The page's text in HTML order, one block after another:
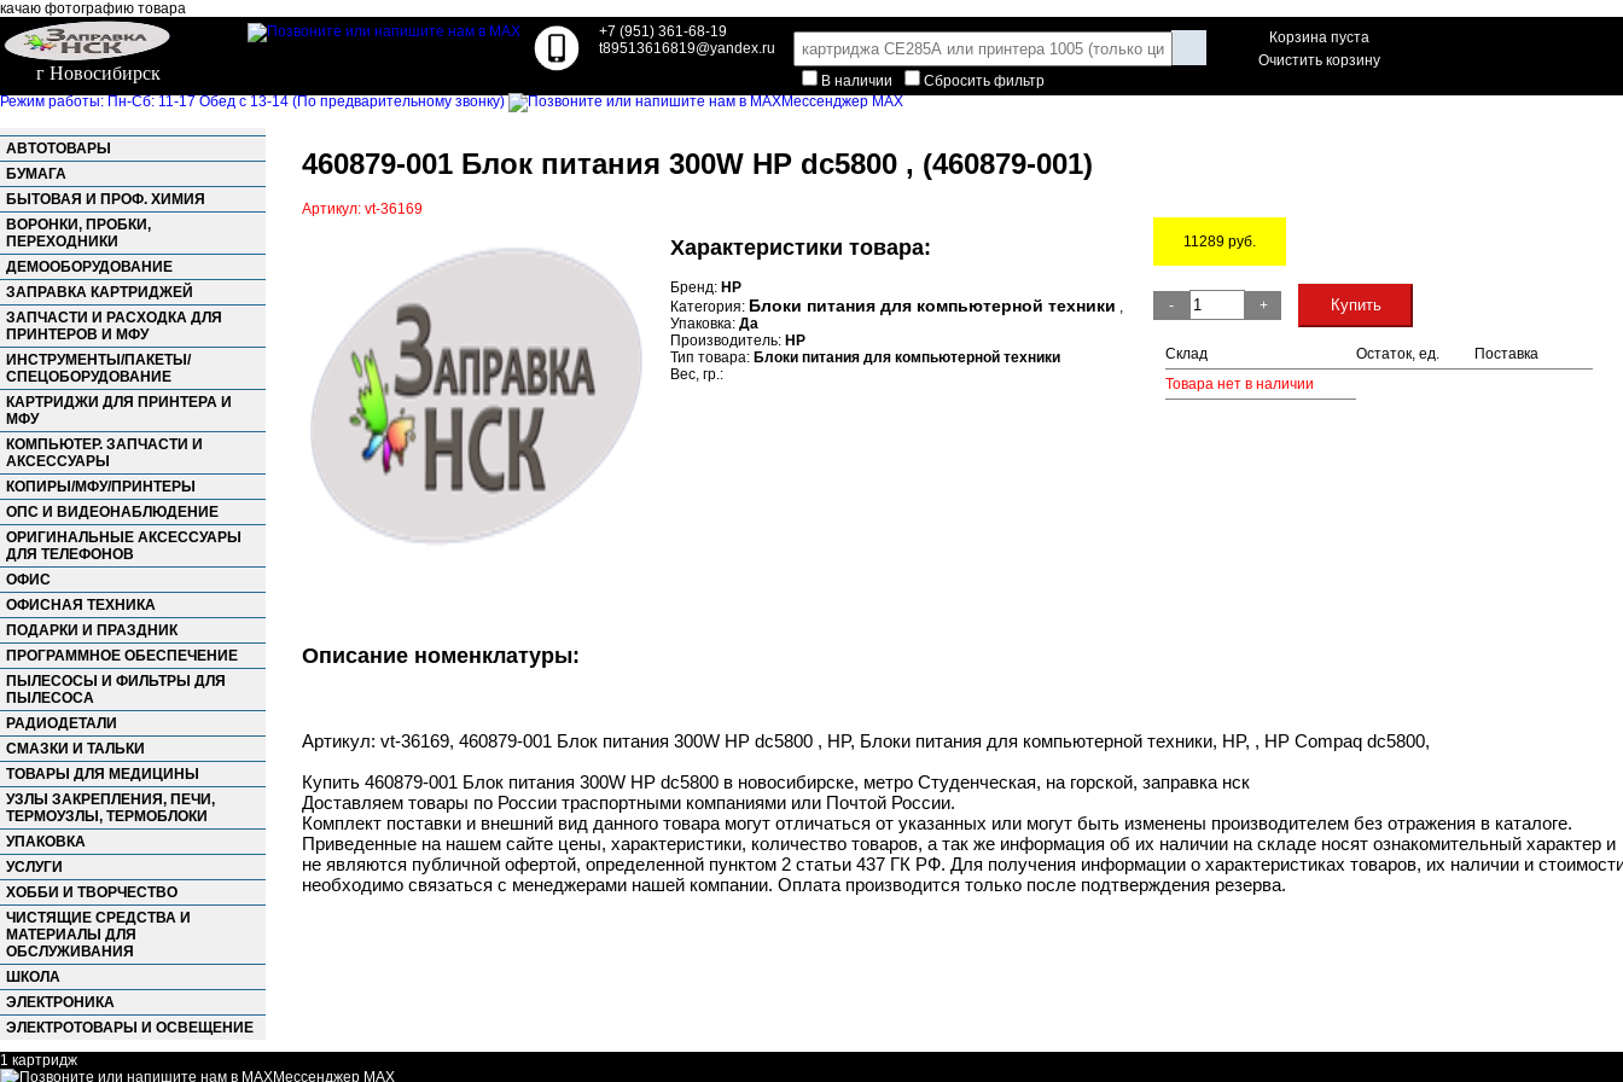
качаю фотографию товара
г Новосибирск
+7 (951) 361-68-19
t89513616819@yandex.ru
В наличии
Сбросить фильтр
Корзина пуста
Очистить корзину
Режим работы: Пн-Сб: 11-17 Обед с 13-14 (По предварительному звонку) Мессенджер MAX
АВТОТОВАРЫ
БУМАГА
БЫТОВАЯ И ПРОФ. ХИМИЯ
ВОРОНКИ, ПРОБКИ,
ПЕРЕХОДНИКИ
ДЕМООБОРУДОВАНИЕ
ЗАПРАВКА КАРТРИДЖЕЙ
ЗАПЧАСТИ И РАСХОДКА ДЛЯ
ПРИНТЕРОВ И МФУ
ИНСТРУМЕНТЫ/ПАКЕТЫ/
СПЕЦОБОРУДОВАНИЕ
КАРТРИДЖИ ДЛЯ ПРИНТЕРА И
МФУ
КОМПЬЮТЕР. ЗАПЧАСТИ И
АКСЕССУАРЫ
КОПИРЫ/МФУ/ПРИНТЕРЫ
ОПС И ВИДЕОНАБЛЮДЕНИЕ
ОРИГИНАЛЬНЫЕ АКСЕССУАРЫ
ДЛЯ ТЕЛЕФОНОВ
ОФИС
ОФИСНАЯ ТЕХНИКА
ПОДАРКИ И ПРАЗДНИК
ПРОГРАММНОЕ ОБЕСПЕЧЕНИЕ
ПЫЛЕСОСЫ И ФИЛЬТРЫ ДЛЯ
ПЫЛЕСОСА
РАДИОДЕТАЛИ
СМАЗКИ И ТАЛЬКИ
ТОВАРЫ ДЛЯ МЕДИЦИНЫ
УЗЛЫ ЗАКРЕПЛЕНИЯ, ПЕЧИ,
ТЕРМОУЗЛЫ, ТЕРМОБЛОКИ
УПАКОВКА
УСЛУГИ
ХОББИ И ТВОРЧЕСТВО
ЧИСТЯЩИЕ СРЕДСТВА И
МАТЕРИАЛЫ ДЛЯ
ОБСЛУЖИВАНИЯ
ШКОЛА
ЭЛЕКТРОНИКА
ЭЛЕКТРОТОВАРЫ И ОСВЕЩЕНИЕ
460879-001 Блок питания 300W HP dc5800 , (460879-001)
Артикул: vt-36169
Характеристики товара:
Бренд: HP
Категория: Блоки питания для компьютерной техники ,
Упаковка: Да
Производитель: HP
Тип товара: Блоки питания для компьютерной техники
Вес, гр.:
11289 руб.
-
+ Купить
Склад Остаток, ед.
Поставка
Товара нет в наличии
Описание номенклатуры:
Артикул: vt-36169, 460879-001 Блок питания 300W HP dc5800 , HP, Блоки питания для компьютерной техники, HP, , HP Compaq dc5800,
Купить 460879-001 Блок питания 300W HP dc5800 в новосибирске, метро Студенческая, на горской, заправка нск
Доставляем товары по России траспортными компаниями или Почтой России.
Комплект поставки и внешний вид данного товара могут отличаться от указанных или могут быть изменены производителем без отражения в каталоге.
Приведенные на нашем сайте цены, характеристики, количество товаров, а так же информация об их наличии на складе носят ознакомительный характер и
не являются публичной офертой, определенной пунктом 2 статьи 437 ГК РФ. Для получения информации о характеристиках товаров, их наличии и
необходимо связаться с менеджерами нашей компании. Оплата производится только после подтверждения резерва.
1 картридж
Мессенджер MAX